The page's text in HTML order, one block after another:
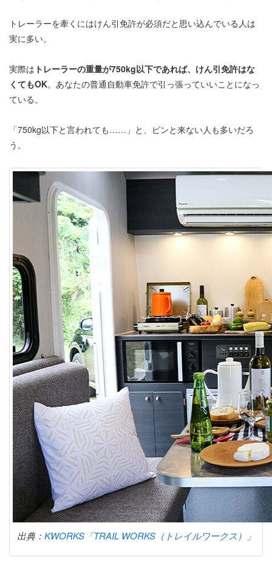
トレーラーを牽くにはけん引免許が必須だと思い込んでいる人は
実に多い。
実際は トレーラーの重量が750kg以下であれば、けん引免許はな
くてもOK。あなたの普通自動車免許で引っ張っていいことになっ
ている。
「750kg以下と言われても……」と、ピンと来ない人も多いだろ
う。
出典： KWORKS「TRAIL WORKS（トレイルワークス）」